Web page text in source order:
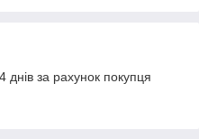
за рахунок покупця